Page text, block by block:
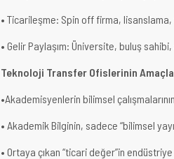
• Ticarileşme: Spin off firma,
• Gelir Paylaşım: Üniversite, buluş sahibi,
Teknoloji Transfer Ofislerinin
•Akademisyenlerin bilimsel
• Akademik Bilginin, sadece “bilimsel
• Ortaya çıkan “ticari değer”in